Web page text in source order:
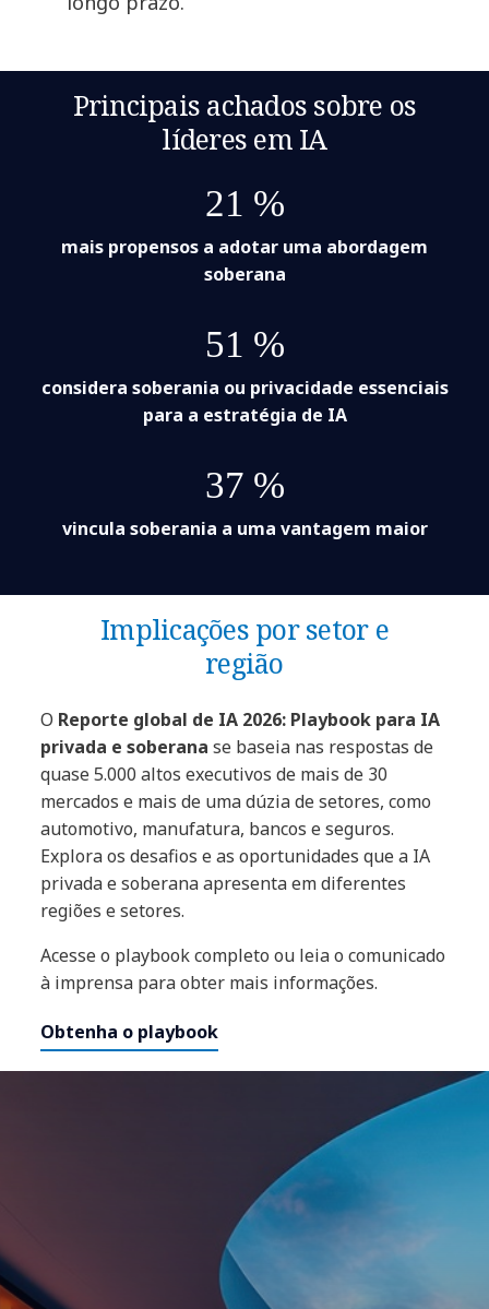
Principais achados sobre os
líderes em IA
21 %
mais propensos a adotar uma abordagem
soberana
51 %
considera soberania ou privacidade essenciais
para a estratégia de IA
37 %
vincula soberania a uma vantagem maior
Implicações por setor e
região
O Reporte global de IA 2026: Playbook para IA
privada e soberana se baseia nas respostas de
quase 5.000 altos executivos de mais de 30
mercados e mais de uma dúzia de setores, como
automotivo, manufatura, bancos e seguros.
Explora os desafios e as oportunidades que a IA
privada e soberana apresenta em diferentes
regiões e setores.
Acesse o playbook completo ou leia o comunicado
à imprensa para obter mais informações.
Obtenha o playbook